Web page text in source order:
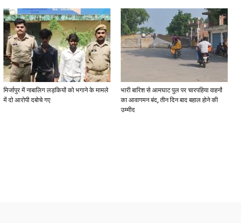
मिर्जापुर में नाबालिग लड़कियों को भगाने के मामले
में दो आरोपी दबोचे गए
भारी बारिश से आमघाट पुल पर चारपहिया वाहनों
का आवागमन बंद, तीन दिन बाद बहाल होने की
उम्मीद